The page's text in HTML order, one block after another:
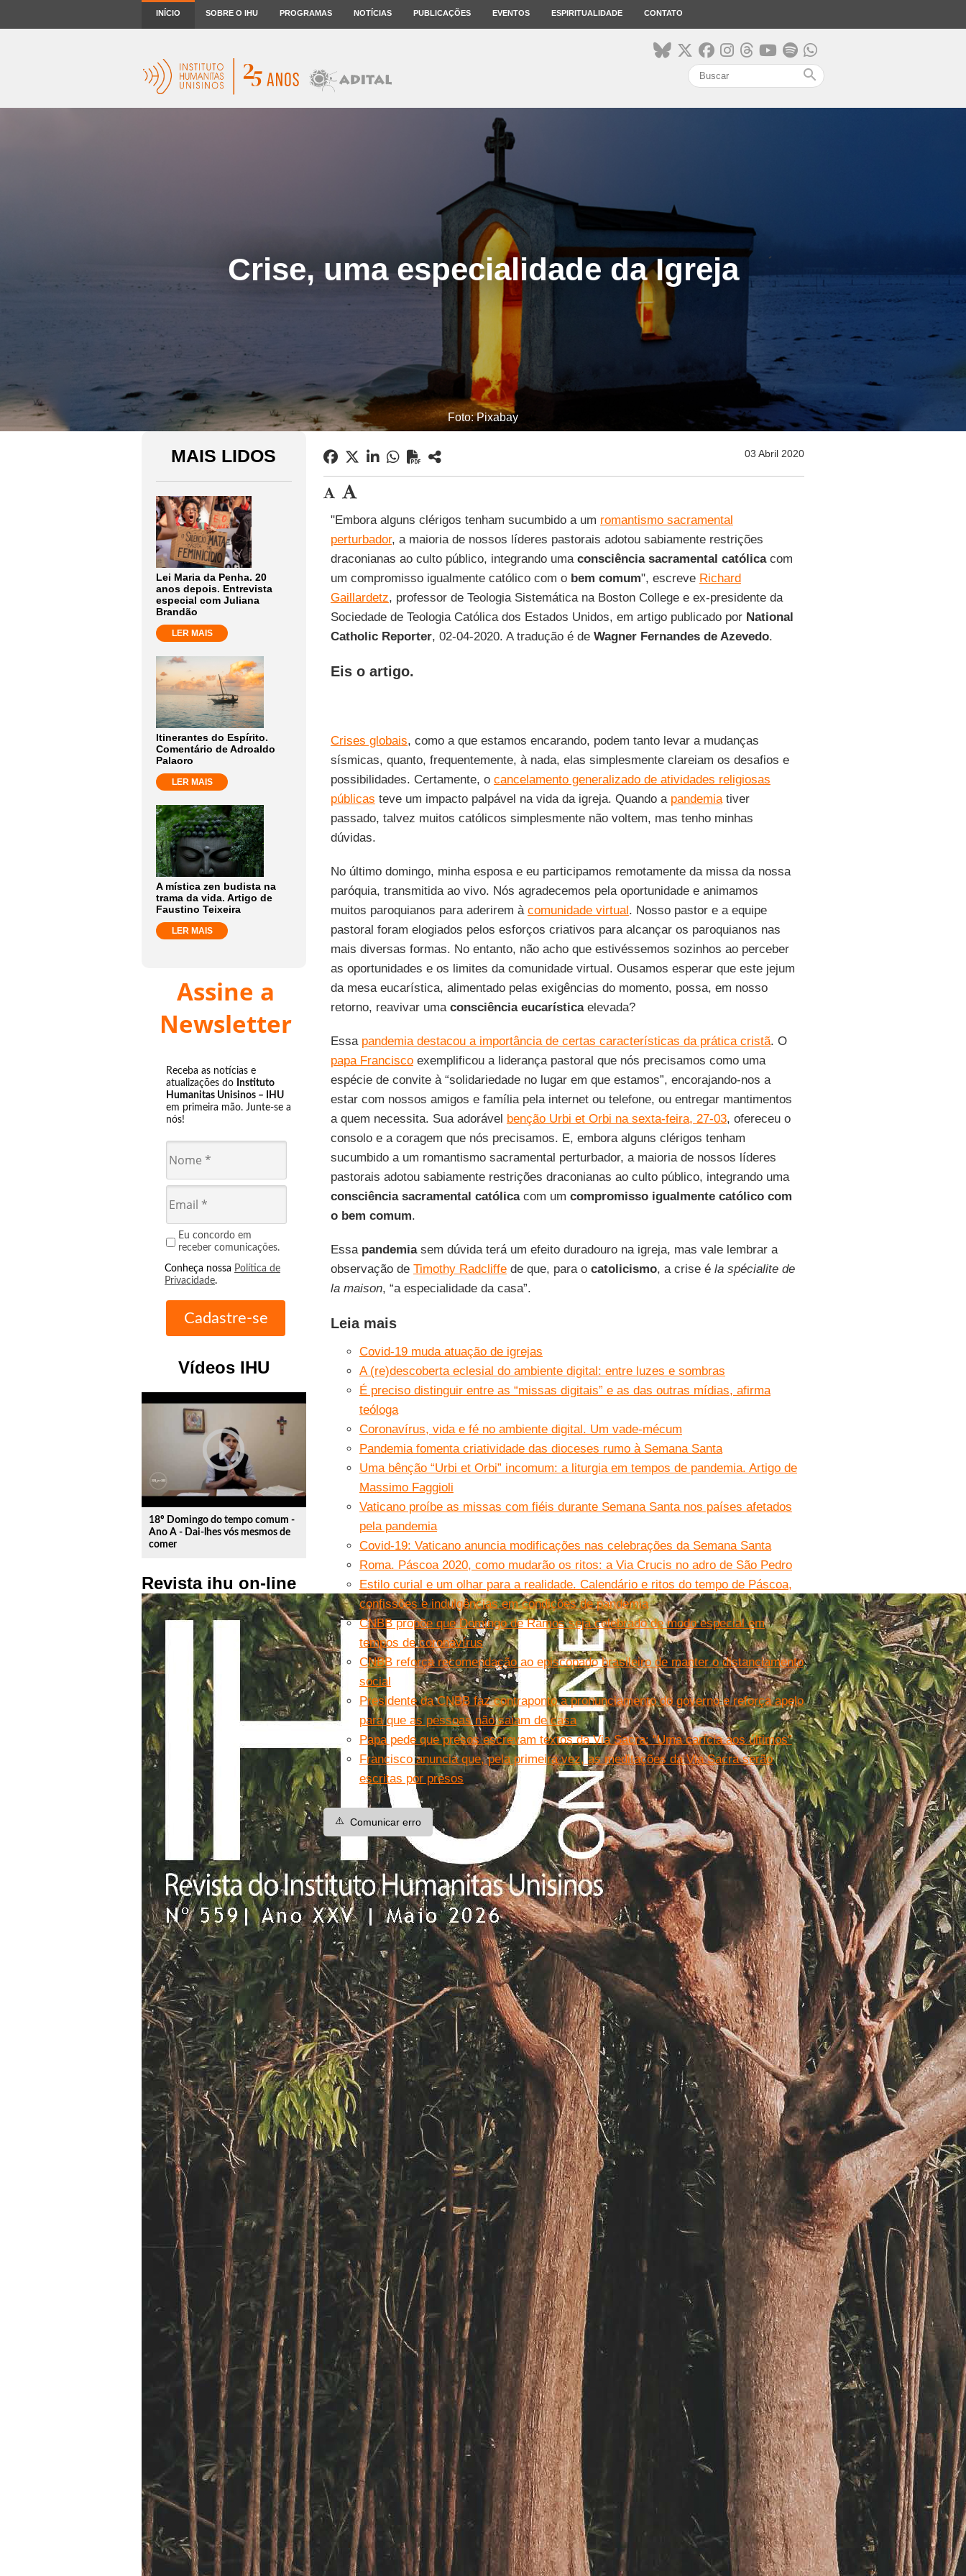
INÍCIO SOBRE O IHU PROGRAMAS NOTÍCIAS PUBLICAÇÕES EVENTOS ESPIRITUALIDADE CONTATO
search
Crise, uma especialidade da Igreja
Foto: Pixabay
MAIS LIDOS
Lei Maria da Penha. 20
anos depois. Entrevista
especial com Juliana
Brandão
LER MAIS
Itinerantes do Espírito.
Comentário de Adroaldo
Palaoro
LER MAIS
A mística zen budista na
trama da vida. Artigo de
Faustino Teixeira
LER MAIS
Assine a
Newsletter
Receba as notícias e
atualizações do Instituto
Humanitas Unisinos – IHU
em primeira mão. Junte-se a
nós!
Eu concordo em
receber comunicações.
Conheça nossa Política de
Privacidade.
Vídeos IHU
play_circle_outline
18º Domingo do tempo comum -
Ano A - Dai-lhes vós mesmos de
comer
Revista ihu on-line
03 Abril 2020
"Embora alguns clérigos tenham sucumbido a um romantismo sacramental
perturbador, a maioria de nossos líderes pastorais adotou sabiamente restrições
draconianas ao culto público, integrando uma consciência sacramental católicacom
um compromisso igualmente católico com o bem comum", escreve Richard
Gaillardetz, professor de Teologia Sistemática na Boston College e ex-presidente da
Sociedade de Teologia Católica dos Estados Unidos, em artigo publicado por National
Catholic Reporter, 02-04-2020. A tradução é de Wagner Fernandes de Azevedo.
Eis o artigo.
Crises globais, como a que estamos encarando, podem tanto levar a mudanças
sísmicas, quanto, frequentemente, à nada, elas simplesmente clareiam os desafios e
possibilidades. Certamente, o cancelamento generalizado de atividades religiosas
públicas teve um impacto palpável na vida da igreja. Quando a pandemiativer
passado, talvez muitos católicos simplesmente não voltem, mas tenho minhas
dúvidas.
No último domingo, minha esposa e eu participamos remotamente da missa da nossa
paróquia, transmitida ao vivo. Nós agradecemos pela oportunidade e animamos
muitos paroquianos para aderirem à comunidade virtual. Nosso pastor e a equipe
pastoral foram elogiados pelos esforços criativos para alcançar os paroquianos nas
mais diversas formas. No entanto, não acho que estivéssemos sozinhos ao perceber
as oportunidades e os limites da comunidade virtual. Ousamos esperar que este jejum
da mesa eucarística, alimentado pelas exigências do momento, possa, em nosso
retorno, reavivar uma consciência eucarísticaelevada?
Essa pandemia destacou a importância de certas características da prática cristã. O
papa Franciscoexemplificou a liderança pastoral que nós precisamos como uma
espécie de convite à “solidariedade no lugar em que estamos”, encorajando-nos a
estar com nossos amigos e família pela internet ou telefone, ou entregar mantimentos
a quem necessita. Sua adorável benção Urbi et Orbi na sexta-feira, 27-03, ofereceu o
consolo e a coragem que nós precisamos. E, embora alguns clérigos tenham
sucumbido a um romantismo sacramental perturbador, a maioria de nossos líderes
pastorais adotou sabiamente restrições draconianas ao culto público, integrando uma
consciência sacramental católicacom um compromisso igualmente católico com
o bem comum.
Essa pandemiasem dúvida terá um efeito duradouro na igreja, mas vale lembrar a
observação de Timothy Radcliffede que, para o catolicismo, a crise é la spécialite de
la maison, “a especialidade da casa”.
Leia mais
Covid-19 muda atuação de igrejas
A (re)descoberta eclesial do ambiente digital: entre luzes e sombras
É preciso distinguir entre as “missas digitais” e as das outras mídias, afirma
teóloga
Coronavírus, vida e fé no ambiente digital. Um vade-mécum
Pandemia fomenta criatividade das dioceses rumo à Semana Santa
Uma bênção “Urbi et Orbi” incomum: a liturgia em tempos de pandemia. Artigo de
Massimo Faggioli
Vaticano proíbe as missas com fiéis durante Semana Santa nos países afetados
pela pandemia
Covid-19: Vaticano anuncia modificações nas celebrações da Semana Santa
Roma. Páscoa 2020, como mudarão os ritos: a Via Crucis no adro de São Pedro
Estilo curial e um olhar para a realidade. Calendário e ritos do tempo de Páscoa,
confissões e indulgências em condições de pandemia
CNBB propõe que Domingo de Ramos seja celebrado de modo especial em
tempos de coronavírus
CNBB reforça recomendação ao episcopado brasileiro de manter o distanciamento
social
Presidente da CNBB faz contraponto a pronunciamento do governo e reforça apelo
para que as pessoas não saiam de casa
Papa pede que presos escrevam textos da Via Sacra: “Uma carícia aos últimos”
Francisco anuncia que, pela primeira vez, as meditações da Via Sacra serão
escritas por presos
⚠️ Comunicar erro